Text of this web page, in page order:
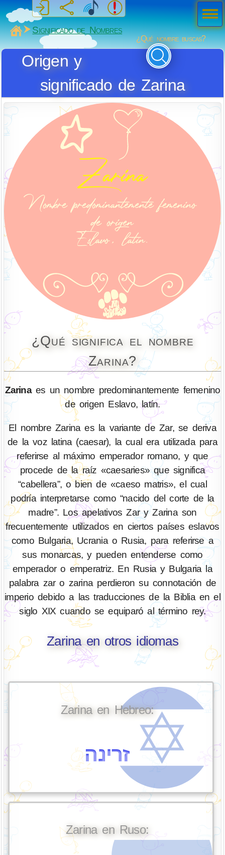
MiSabueso
Significado de Nombres
¿Qué nombre buscas?
Origen y
significado de Zarina
¿Qué significa el nombre
Zarina?
Zarinaes un nombre predominantemente femenino
de origen Eslavo, latín.
El nombre Zarina es la variante de Zar, se deriva
de la voz latina (caesar), la cual era utilizada para
referirse al máximo emperador romano, y que
procede de la raíz «caesaries» que significa
“cabellera”, o bien de «caeso matris», el cual
podría interpretarse como “nacido del corte de la
madre”. Los apelativos Zar y Zarina son
frecuentemente utilizados en ciertos países eslavos
como Bulgaria, Ucrania o Rusia, para referirse a
sus monarcas, y pueden entenderse como
emperador o emperatriz. En Rusia y Bulgaria la
palabra zar o zarina perdieron su connotación de
imperio debido a las traducciones de la Biblia en el
siglo XIX cuando se equiparó al término rey.
Zarina en otros idiomas
Zarina en Hebreo:
זרינה
Zarina en Ruso:
Men
ú